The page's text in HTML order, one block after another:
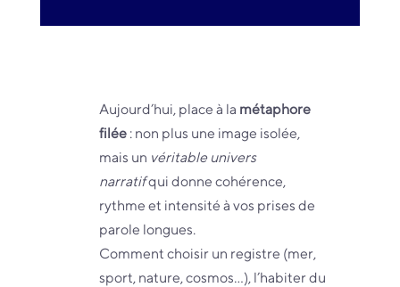
Aujourd’hui, place à la métaphore
filée : non plus une image isolée,
mais un véritable univers
narratifqui donne cohérence,
rythme et intensité à vos prises de
parole longues.
Comment choisir un registre (mer,
sport, nature, cosmos…), l’habiter du